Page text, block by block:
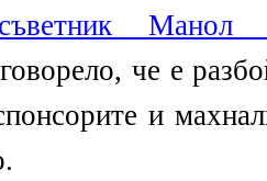
Манол
че е
и